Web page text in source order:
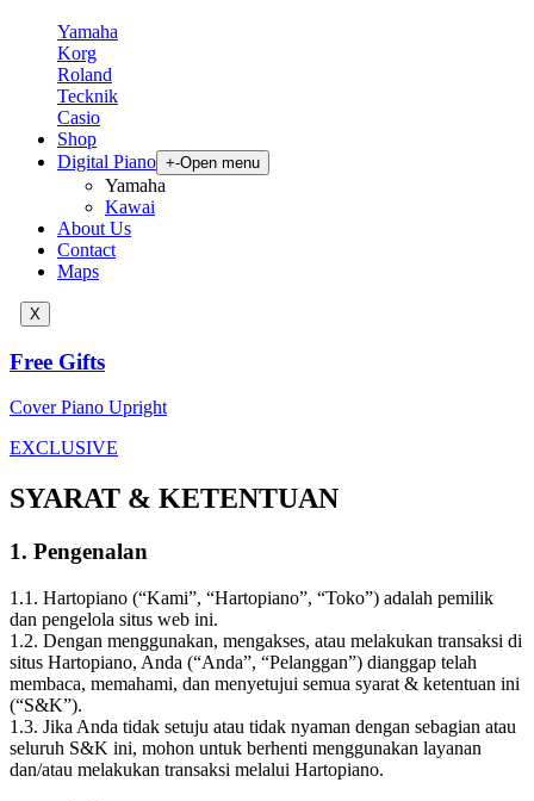
Yamaha
Korg
Roland
Tecknik
Casio
Shop
Digital Piano +-Open menu
Yamaha
Kawai
About Us
Contact
Maps
X
Free Gifts
Cover Piano Upright
EXCLUSIVE
SYARAT & KETENTUAN
1. Pengenalan
1.1. Hartopiano (“Kami”, “Hartopiano”, “Toko”) adalah pemilik
dan pengelola situs web ini.
1.2. Dengan menggunakan, mengakses, atau melakukan transaksi di
situs Hartopiano, Anda (“Anda”, “Pelanggan”) dianggap telah
membaca, memahami, dan menyetujui semua syarat & ketentuan ini
(“S&K”).
1.3. Jika Anda tidak setuju atau tidak nyaman dengan sebagian atau
seluruh S&K ini, mohon untuk berhenti menggunakan layanan
dan/atau melakukan transaksi melalui Hartopiano.